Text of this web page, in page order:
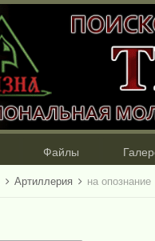
Файлы
Артиллерия на опознание